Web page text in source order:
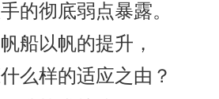
的彻底弱点暴露。
船以帆的提升，
么样的适应之由？